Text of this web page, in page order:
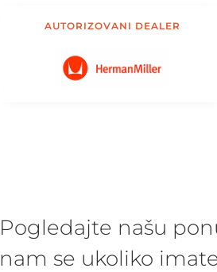
AUTORIZOVANI DEALER
Pogledajte našu
nam se ukoliko